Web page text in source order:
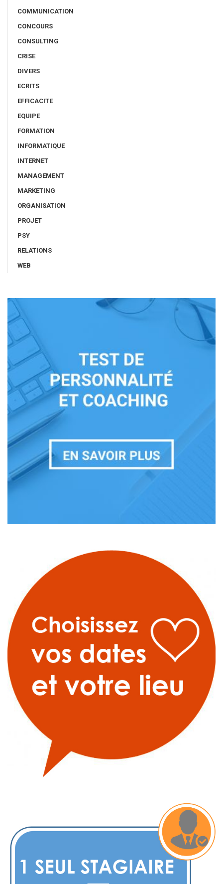
COMMUNICATION
CONCOURS
CONSULTING
CRISE
DIVERS
ECRITS
EFFICACITE
EQUIPE
FORMATION
INFORMATIQUE
INTERNET
MANAGEMENT
MARKETING
ORGANISATION
PROJET
PSY
RELATIONS
WEB